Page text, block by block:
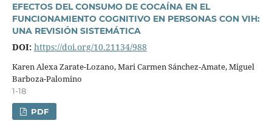
EFECTOS DEL CONSUMO DE COCAÍNA EN EL
FUNCIONAMIENTO COGNITIVO EN PERSONAS CON VIH:
UNA REVISIÓN SISTEMÁTICA
DOI: https://doi.org/10.21134/988
Karen Alexa Zarate-Lozano, Mari Carmen Sánchez-Amate, Miguel
Barboza-Palomino
1-18
PDF